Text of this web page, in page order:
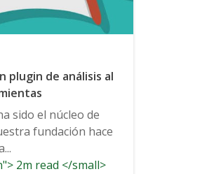
plugin de análisis al
sido el núcleo de
fundación hace
2m read </small>